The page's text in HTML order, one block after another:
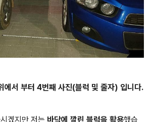
서 부터 4번째 사진(블럭 및 줄자) 입니다.
겠지만 저는 바닥에 깔린 블럭을 활용했습